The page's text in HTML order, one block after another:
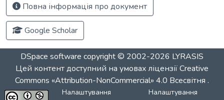
Повна інформація про документ
Google Scholar
DSpace software copyright © 2002-2026 LYRASIS
Цей контент доступний на умовах ліцензіїCreative
Commons «Attribution-NonCommercial» 4.0 Всесвітня .
Налаштування
Налаштування